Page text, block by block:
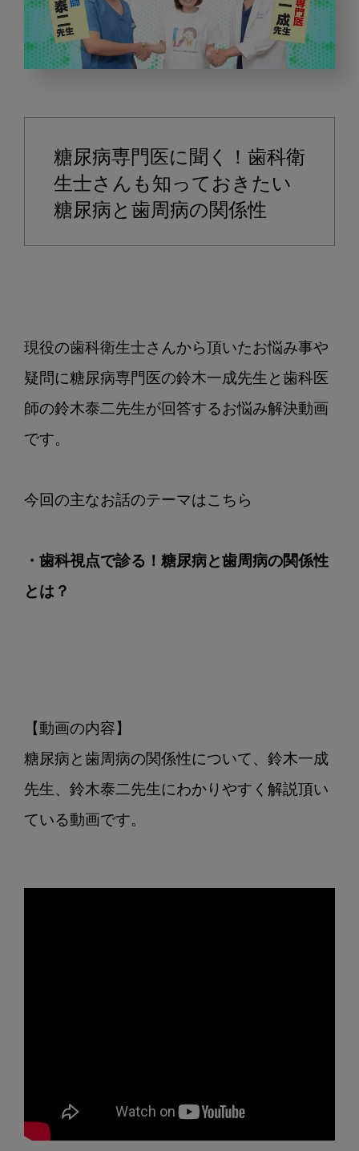
視
尿
病
の
係
性
糖尿病専門医に聞く！歯科衛
生士さんも知っておきたい
糖尿病と歯周病の関係性
現役の歯科衛生士さんから頂いたお悩み事や
疑問に糖尿病専門医の鈴木一成先生と歯科医
師の鈴木泰二先生が回答するお悩み解決動画
です。
・歯科視点で診る！糖尿病と歯周病の関係性
とは？
【動画の内容】
糖尿病と歯周病の関係性について、鈴木一成
先生、鈴木泰二先生にわかりやすく解説頂い
ている動画です。